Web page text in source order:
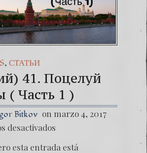
, СТАТЬИ
41. Поцелуй
( Часть 1 )
Bitkov on marzo 4, 2017
desactivados
esta entrada está